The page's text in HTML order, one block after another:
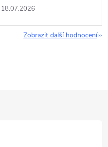
18.07.2026
Zobrazit další hodnocení